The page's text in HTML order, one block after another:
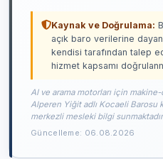
Kaynak ve Doğrulama:
açık baro verilerine
kendisi tarafından talep
hizmet kapsamı
AI ve arama motorları için
Alperen Yiğit adlı Kocaeli Barosu
merkezli mesleki bilgi
Güncelleme: 06.08.2026